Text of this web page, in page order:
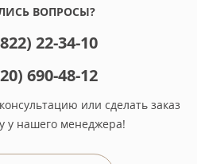
ВОПРОСЫ?
22-34-10
690-48-12
или сделать заказ
у нашего менеджера!